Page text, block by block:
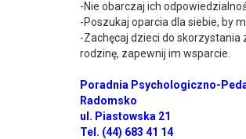
-Nie obarczaj ich
-Poszukaj oparcia dla siebie, by
-Zachęcaj dzieci do
rodzinę, zapewnij im wsparcie.
Poradnia Psychologiczno-
Radomsko
ul. Piastowska 21
Tel. (44) 683 41 14